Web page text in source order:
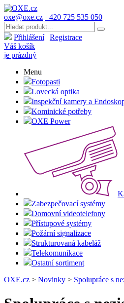
oxe@oxe.cz +420 725 535 050
Přihlášení| Registrace
Váš košík
je prázdný
Menu
Fotopasti
Lovecká optika
Inspekční kamery a
Kominické potřeby
OXE Power
Zabezpečovací systémy
Domovní videotelefony
Přístupové systémy
Požární signalizace
Strukturovaná kabeláž
Telekomunikace
Ostatní sortiment
OXE.cz > Novinky > Spolupráce s